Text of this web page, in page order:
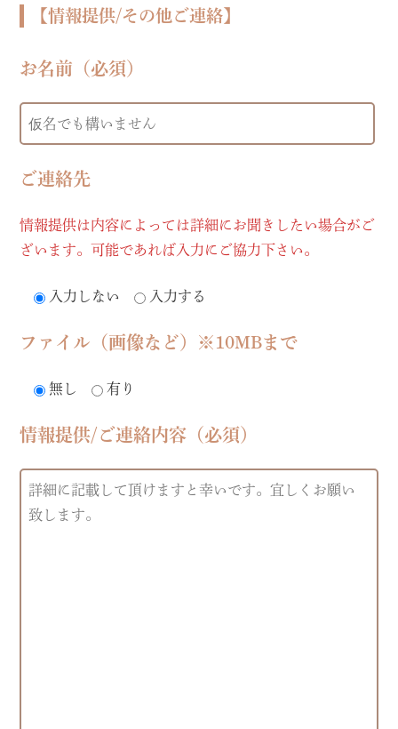
【情報提供/その他ご連絡】
お名前（必須）
ご連絡先
情報提供は内容によっては詳細にお聞きしたい場合がご
ざいます。可能であれば入力にご協力下さい。
入力しない 入力する
ファイル（画像など）※10MBまで
無し 有り
情報提供/ご連絡内容（必須）